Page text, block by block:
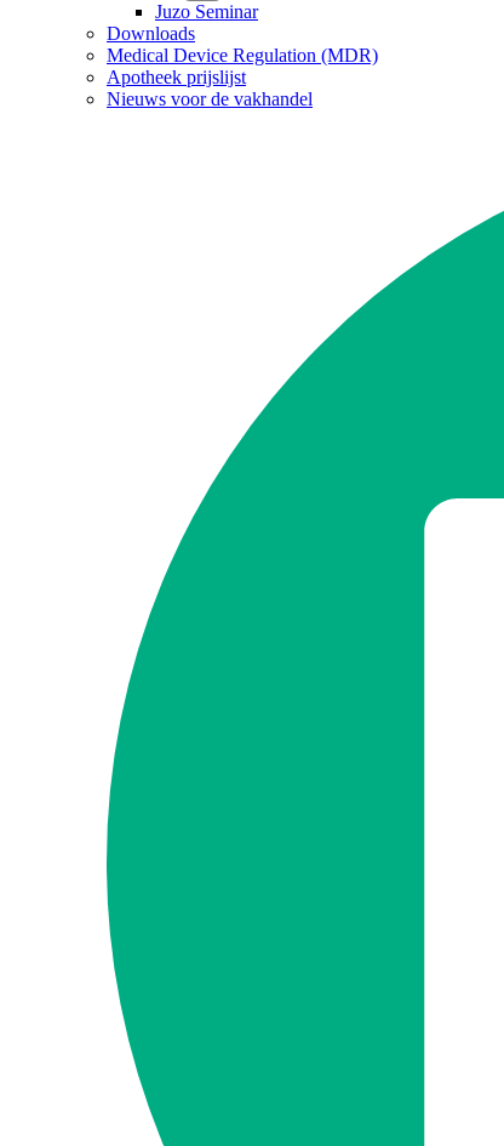
Juzo Seminar
Downloads
Medical Device Regulation (MDR)
Apotheek prijslijst
Nieuws voor de vakhandel